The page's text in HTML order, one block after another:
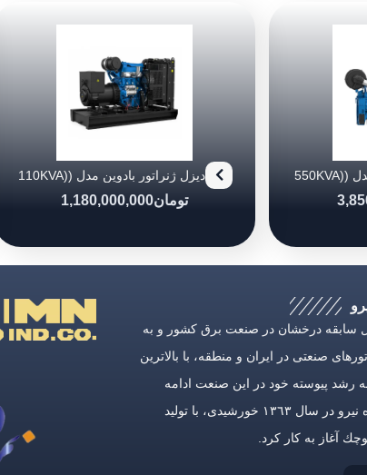
دیزل ژنراتور بادوین مدل (550KVA)
دیزل ژنراتور بادوین مدل (110KVA)
تومان1,180,000,000
با بیش از ۴۳ سال سابقه درخشان در صنعت برق كشور و به
صنعتی در ایران و منطقه، با بالاترین
به رشد پیوسته خود در این صنعت ادامه
می‌دهد.شركت صنعتی ماه نیرو در سال ١٣٦٣ خورشیدی، با تولید
آغاز به كار كرد.